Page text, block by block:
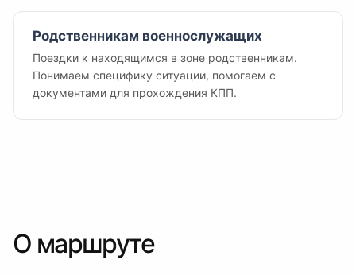
Родственникам военнослужащих
Поездки к находящимся в зоне родственникам.
Понимаем специфику ситуации, помогаем с
документами для прохождения КПП.
О маршруте